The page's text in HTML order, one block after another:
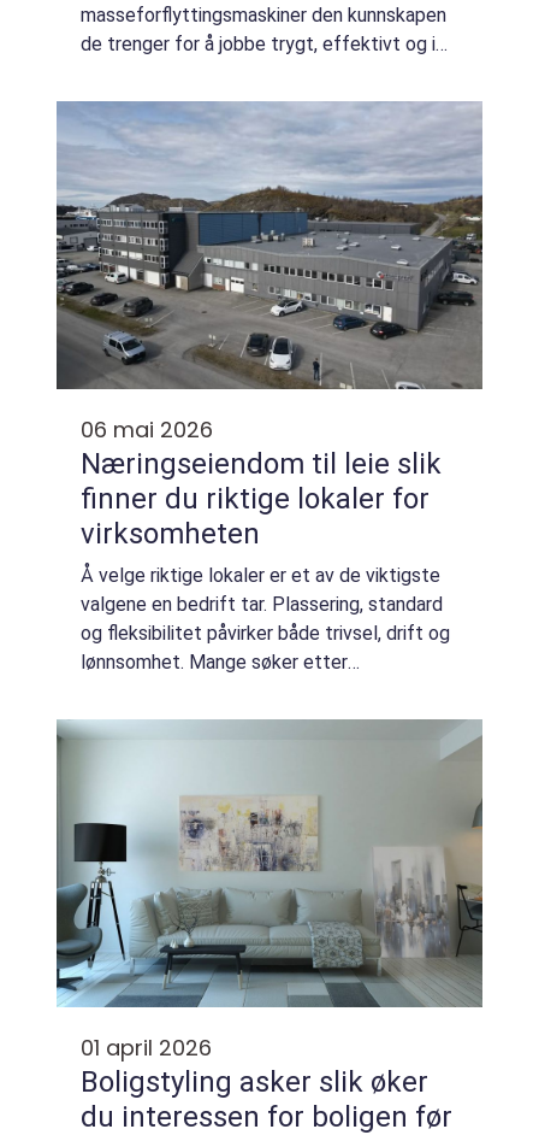
masseforflyttingsmaskiner den kunnskapen
de trenger for å jobbe trygt, effektivt og i
teori og praksis, og fører fram til
dokumentert op...
06 mai 2026
Næringseiendom til leie slik
finner du riktige lokaler for
virksomheten
Å velge riktige lokaler er et av de viktigste
valgene en bedrift tar. Plassering, standard
og fleksibilitet påvirker både trivsel, drift og
lønnsomhet. Mange søker etter
mindre risiko enn ved å kjøpe, samtidig ...
01 april 2026
Boligstyling asker slik øker
du interessen for boligen før